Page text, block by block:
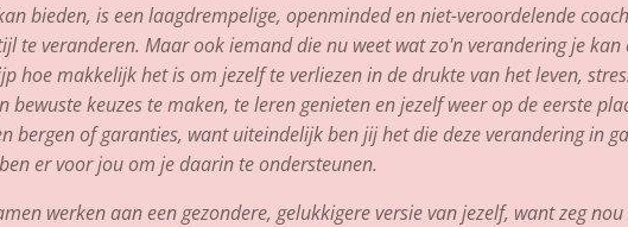
bieden, is een laagdrempelige, openminded en niet-veroordelende
te veranderen. Maar ook iemand die nu weet wat zo'n verandering je
hoe makkelijk het is om jezelf te verliezen in de drukte van het leven,
bewuste keuzes te maken, te leren genieten en jezelf weer op de eerste
bergen of garanties, want uiteindelijk ben jij het die deze verandering in
er voor jou om je daarin te ondersteunen.
werken aan een gezondere, gelukkigere versie van jezelf, want zeg